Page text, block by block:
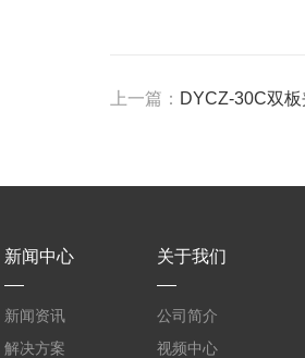
上一篇： DYCZ-30C双
新闻中心
新闻资讯
解决方案
关于我们
公司简介
视频中心